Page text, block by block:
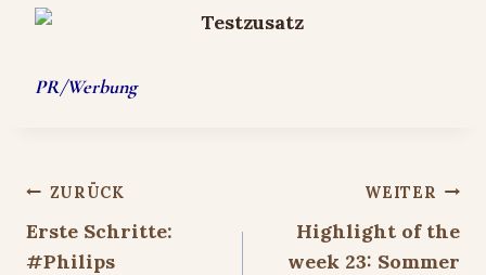
PR/Werbung
Beitragsnavigation
ZURÜCK
Erste Schritte:
#Philips
WEITER
Highlight of the
week 23: Sommer